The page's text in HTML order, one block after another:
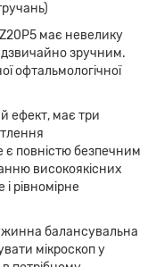
має невелику
зручним.
офтальмологічної
ефект, має три
є повністю безпечним
високоякісних
рівномірне
балансувальна
мікроскоп у